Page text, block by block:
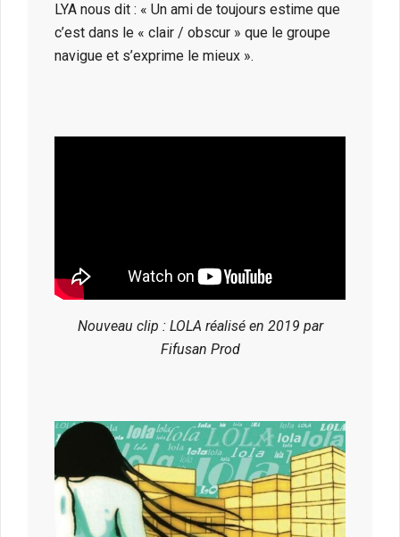
LYA nous dit : « Un ami de toujours estime que
c’est dans le « clair / obscur » que le groupe
navigue et s’exprime le mieux ».
Nouveau clip : LOLA réalisé en 2019 par
Fifusan Prod